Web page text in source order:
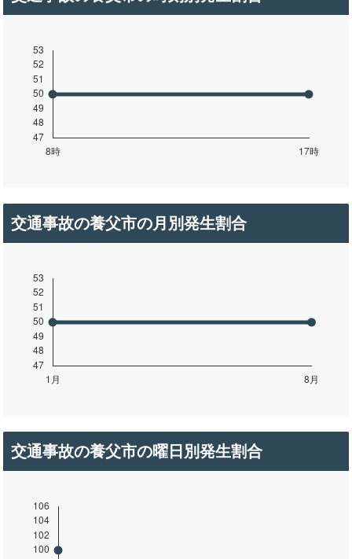
交通事故の養父市の月別発生割合
交通事故の養父市の曜日別発生割合